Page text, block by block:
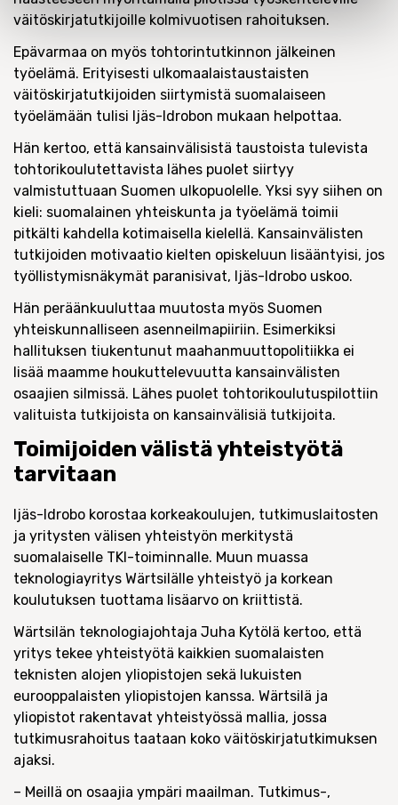
väitöskirjatutkijoille kolmivuotisen rahoituksen.
Epävarmaa on myös tohtorintutkinnon jälkeinen
työelämä. Erityisesti ulkomaalaistaustaisten
väitöskirjatutkijoiden siirtymistä suomalaiseen
työelämään tulisi Ijäs-Idrobon mukaan helpottaa.
Hän kertoo, että kansainvälisistä taustoista tulevista
tohtorikoulutettavista lähes puolet siirtyy
valmistuttuaan Suomen ulkopuolelle. Yksi syy siihen on
kieli: suomalainen yhteiskunta ja työelämä toimii
pitkälti kahdella kotimaisella kielellä. Kansainvälisten
tutkijoiden motivaatio kielten opiskeluun lisääntyisi, jos
työllistymisnäkymät paranisivat, Ijäs-Idrobo uskoo.
Hän peräänkuuluttaa muutosta myös Suomen
yhteiskunnalliseen asenneilmapiiriin. Esimerkiksi
hallituksen tiukentunut maahanmuuttopolitiikka ei
lisää maamme houkuttelevuutta kansainvälisten
osaajien silmissä. Lähes puolet tohtorikoulutuspilottiin
valituista tutkijoista on kansainvälisiä tutkijoita.
Toimijoiden välistä yhteistyötä
tarvitaan
Ijäs-Idrobo korostaa korkeakoulujen, tutkimuslaitosten
ja yritysten välisen yhteistyön merkitystä
suomalaiselle TKI-toiminnalle. Muun muassa
teknologiayritys Wärtsilälle yhteistyö ja korkean
koulutuksen tuottama lisäarvo on kriittistä.
Wärtsilän teknologiajohtaja Juha Kytölä kertoo, että
yritys tekee yhteistyötä kaikkien suomalaisten
teknisten alojen yliopistojen sekä lukuisten
eurooppalaisten yliopistojen kanssa. Wärtsilä ja
yliopistot rakentavat yhteistyössä mallia, jossa
tutkimusrahoitus taataan koko väitöskirjatutkimuksen
ajaksi.
– Meillä on osaajia ympäri maailman. Tutkimus-,